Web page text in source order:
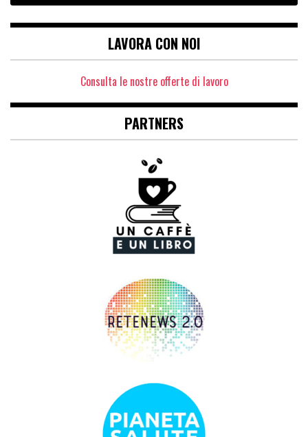
LAVORA CON NOI
Consulta le nostre offerte di lavoro
PARTNERS